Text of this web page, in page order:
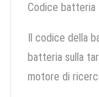
Codice batteria
Il codice della
batteria sulla
motore di